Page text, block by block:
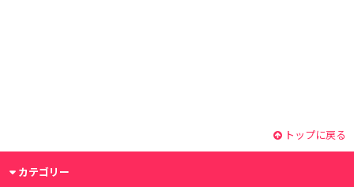
トップに戻る
カテゴリー